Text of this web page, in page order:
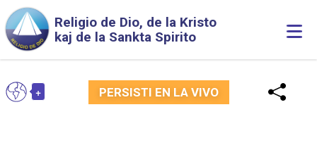
Skip to main content
Religio de Dio, de la Kristo
kaj de la Sankta Spirito
EO
+
Toggle Dropdown
PERSISTI EN LA VIVO